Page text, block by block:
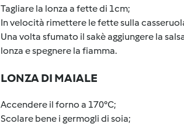
Tagliare la lonza a fette di 1cm;
In velocità rimettere le fette sulla
Una volta sfumato il sakè aggiungere la
lonza e spegnere la fiamma.
LONZA DI MAIALE
Accendere il forno a 170°C;
Scolare bene i germogli di soia;